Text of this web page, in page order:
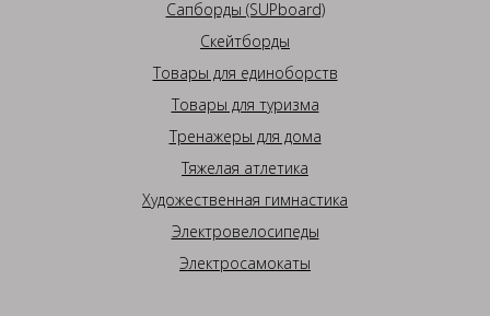
Сапборды (SUPboard)
Скейтборды
Товары для единоборств
Товары для туризма
Тренажеры для дома
Тяжелая атлетика
Художественная гимнастика
Электровелосипеды
Электросамокаты